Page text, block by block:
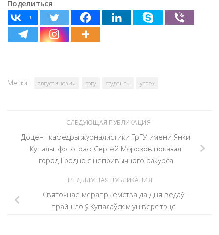
Поделиться
1
Метки: августинович гргу студенты успех
СЛЕДУЮЩАЯ ПУБЛИКАЦИЯ
Доцент кафедры журналистики ГрГУ имени Янки
Купалы, фотограф Сергей Морозов показал
город Гродно с непривычного ракурса
ПРЕДЫДУЩАЯ ПУБЛИКАЦИЯ
Святочнае мерапрыемства да Дня ведаў
прайшло ў Купалаўскім універсітэце